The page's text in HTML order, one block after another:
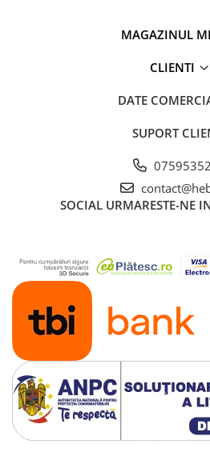
MAGAZINUL
CLIENTI
DATE
SUPORT
SOCIAL URMARESTE-NE